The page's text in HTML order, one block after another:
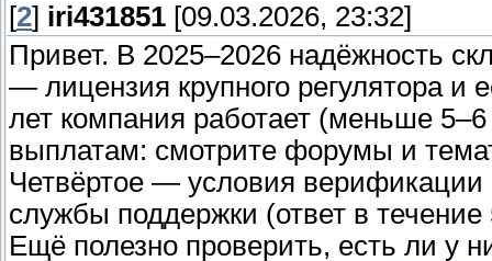
[2] iri431851 [09.03.2026, 23:32]
Привет. В 2025–2026 надёжность
— лицензия крупного регулятора и
лет компания работает (меньше
выплатам: смотрите форумы и
Четвёртое — условия
службы поддержки (ответ в
Ещё полезно проверить, есть ли у